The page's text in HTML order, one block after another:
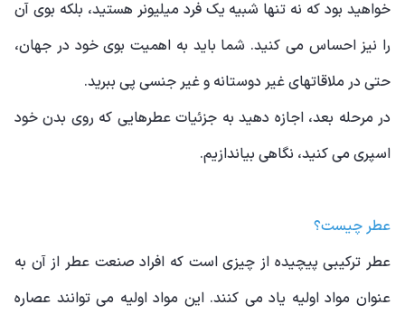
خواهید بود که نه تنها شبیه یک فرد میلیونر هستید، بلکه بوی آن
را نیز احساس می کنید. شما باید به اهمیت بوی خود در جهان،
حتی در ملاقاتهای غیر دوستانه و غیر جنسی پی ببرید.
در مرحله بعد، اجازه دهید به جزئیات عطرهایی که روی بدن خود
اسپری می کنید، نگاهی بیاندازیم.
عطر چیست؟
عطر ترکیبی پیچیده از چیزی است که افراد صنعت عطر از آن به
عنوان مواد اولیه یاد می کنند. این مواد اولیه می توانند عصاره